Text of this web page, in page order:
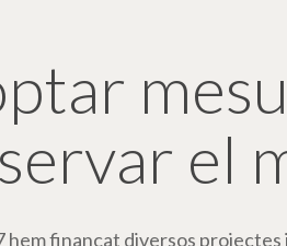
el
hem finançat diversos